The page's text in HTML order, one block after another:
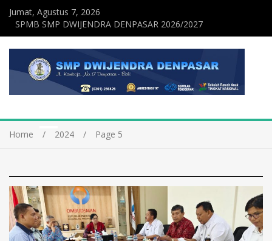
Jumat, Agustus 7, 2026
SPMB SMP DWIJENDRA DENPASAR 2026/2027
Home 2024 Page 5